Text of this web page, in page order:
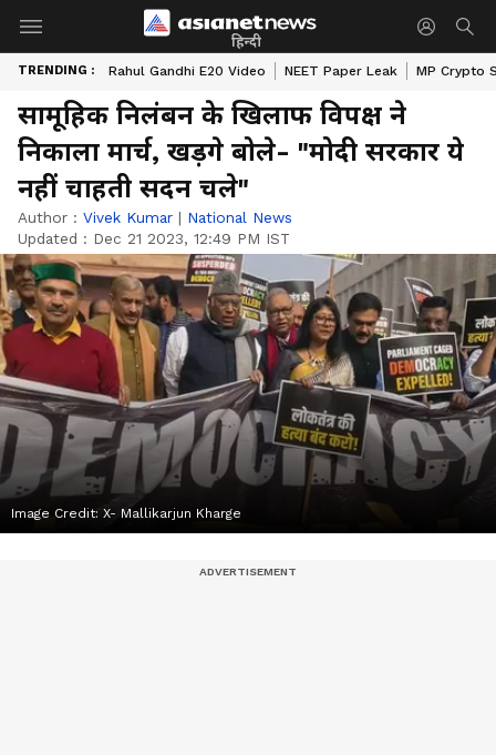
हिन्दी
TRENDING : Rahul Gandhi E20 Video NEET Paper Leak MP Crypto
सामूहिक निलंबन के खिलाफ विपक्ष ने
निकाला मार्च, खड़गे बोले- "मोदी सरकार ये
नहीं चाहती सदन चले"
Author : Vivek Kumar | National News
Updated : Dec 21 2023, 12:49 PM IST
Image Credit: X- Mallikarjun Kharge